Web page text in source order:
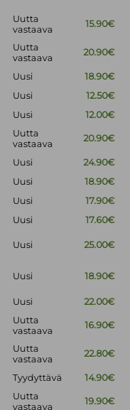
Uutta
vastaava
15.90€
Uutta
vastaava
20.90€
Uusi
18.90€
Uusi
12.50€
Uusi 12.00€
Uutta
vastaava
20.90€
Uusi
24.90€
Uusi
18.90€
Uusi
17.90€
Uusi
17.60€
Uusi 25.00€
Uusi 18.90€
Uusi 22.00€
Uutta
vastaava
16.90€
Uutta
vastaava
22.80€
Tyydyttävä 14.90€
Uutta
vastaava
19.90€